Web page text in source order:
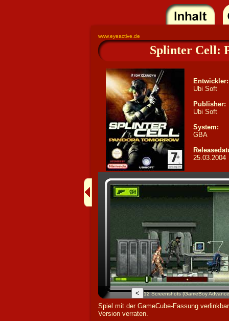
www.eyeactive.de
Splinter Cell:
Entwickler:
Ubi Soft
Publisher:
Ubi Soft
System:
GBA
25.03.2004
< 12 Screenshots (GameBoy
Spiel mit der GameCube-Fassung
Version verraten.